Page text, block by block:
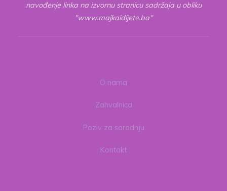
navođenje linka na izvornu stranicu sadržaja u obliku
"www.majkaidijete.ba"
O nama
Zahvalnica
Poziv za saradnju
Kontakt